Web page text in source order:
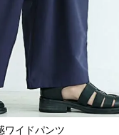
ワイドパンツ